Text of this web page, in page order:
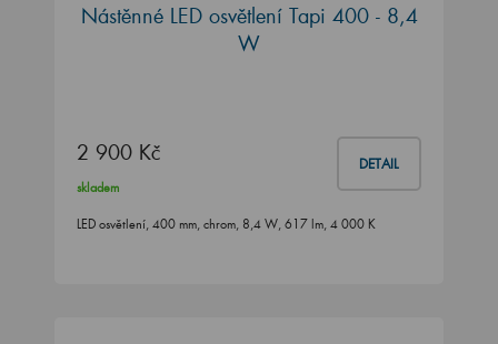
Nástěnné LED osvětlení Tapi 400 - 8,4
W
2 900 Kč DETAIL
skladem
LED osvětlení, 400 mm, chrom, 8,4 W, 617 lm, 4 000 K